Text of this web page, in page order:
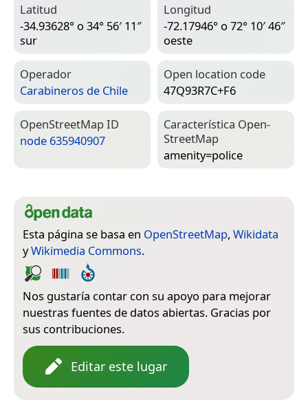
Latitud
-34.93628° o 34° 56′ 11″
sur
Longitud
-72.17946° o 72° 10′ 46″
oeste
Operador
Carabineros de Chile
Open location code
47Q93R7C+F6
Open­Street­Map ID
node 635940907
Característica Open­
Street­Map
amenity=­police
Esta página se basa en OpenStreetMap, Wikidata
yWikimedia Commons.
Nos gustaría contar con su apoyo para mejorar
nuestras fuentes de datos abiertas. Gracias por
sus contribuciones.
Editar este lugar